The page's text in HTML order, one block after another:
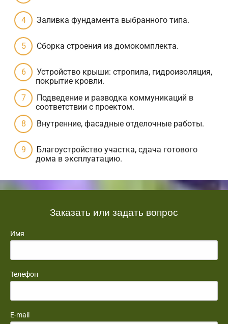
Заливка фундамента выбранного типа.
Сборка строения из домокомплекта.
Устройство крыши: стропила, гидроизоляция,
покрытие кровли.
Подведение и разводка коммуникаций в
соответствии с проектом.
Внутренние, фасадные отделочные работы.
Благоустройство участка, сдача готового
дома в эксплуатацию.
Заказать или задать вопрос
Имя
Телефон
E-mail